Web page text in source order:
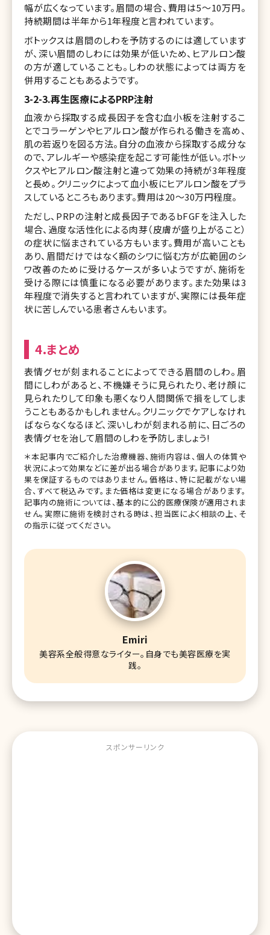
幅が広くなっています。眉間の場合、費用は5～10万円。
持続期間は半年から1年程度と言われています。
ボトックスは眉間のしわを予防するのには適しています
が、深い眉間のしわには効果が低いため、ヒアルロン酸
の方が適していることも。しわの状態によっては両方を
併用することもあるようです。
3-2-3.再生医療によるPRP注射
血液から採取する成長因子を含む血小板を注射するこ
とでコラーゲンやヒアルロン酸が作られる働きを高め、
肌の若返りを図る方法。自分の血液から採取する成分な
ので、アレルギーや感染症を起こす可能性が低い。ボトッ
クスやヒアルロン酸注射と違って効果の持続が3年程度
と長め。クリニックによって血小板にヒアルロン酸をプラ
スしているところもあります。費用は20～30万円程度。
ただし、PRPの注射と成長因子であるbFGFを注入した
場合、過度な活性化による肉芽（皮膚が盛り上がること）
の症状に悩まされている方もいます。費用が高いことも
あり、眉間だけではなく額のシワに悩む方が広範囲のシ
ワ改善のために受けるケースが多いようですが、施術を
受ける際には慎重になる必要があります。また効果は3
年程度で消失すると言われていますが、実際には長年症
状に苦しんでいる患者さんもいます。
4.まとめ
表情グセが刻まれることによってできる眉間のしわ。眉
間にしわがあると、不機嫌そうに見られたり、老け顔に
見られたりして印象も悪くなり人間関係で損をしてしま
うこともあるかもしれません。クリニックでケアしなけれ
ばならなくなるほど、深いしわが刻まれる前に、日ごろの
表情グセを治して眉間のしわを予防しましょう!
＊本記事内でご紹介した治療機器、施術内容は、個人の体質や
状況によって効果などに差が出る場合があります。記事により効
果を保証するものではありません。価格は、特に記載がない場
合、すべて税込みです。また価格は変更になる場合があります。
記事内の施術については、基本的に公的医療保険が適用されま
せん。実際に施術を検討される時は、担当医によく相談の上、そ
の指示に従ってください。
Emiri
美容系全般得意なライター。自身でも美容医療を実
践。
スポンサーリンク